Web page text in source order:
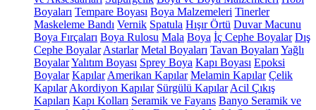
Boyaları Tempare Boyası Boya Malzemeleri Tinerler
Maskeleme Bandı Vernik Spatula Hışır Örtü Duvar Macunu
Boya Fırçaları Boya Rulosu Mala Boya İç Cephe Boyalar Dış
Cephe Boyalar Astarlar Metal Boyaları Tavan Boyaları Yağlı
BoyalarYalıtım Boyası Sprey Boya Kapı Boyası Epoksi
Boyalar Kapılar Amerikan Kapılar Melamin Kapılar Çelik
Kapılar Akordiyon Kapılar Sürgülü Kapılar Acil Çıkış
Kapıları Kapı Kolları Seramik ve Fayans Banyo Seramik ve